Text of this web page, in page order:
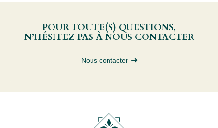
POUR TOUTE(S) QUESTIONS,
N’HÉSITEZ PAS À NOUS CONTACTER
Nous contacter